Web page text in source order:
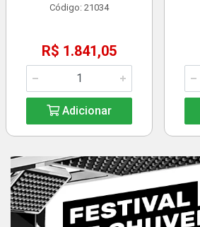
Código: 21034
R$ 1.841,05
Adicionar